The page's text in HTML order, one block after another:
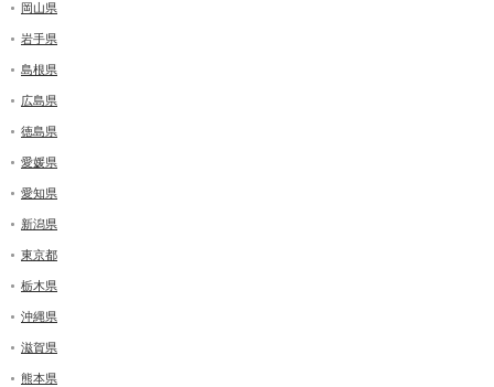
岡山県
岩手県
島根県
広島県
徳島県
愛媛県
愛知県
新潟県
東京都
栃木県
沖縄県
滋賀県
熊本県